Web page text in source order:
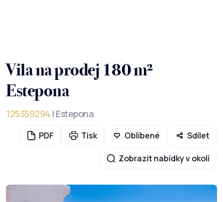
Vila na prodej 180 m²
Estepona
125359294 | Estepona
PDF Tisk Oblíbené Sdílet
Zobrazit nabídky v okolí